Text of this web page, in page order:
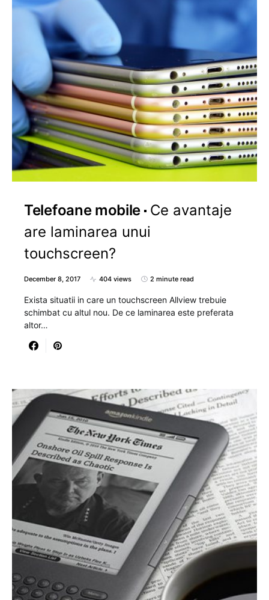
Telefoane mobile Ce avantaje
are laminarea unui
touchscreen?
December 8, 2017 404 views 2 minute read
Exista situatii in care un touchscreen Allview trebuie
schimbat cu altul nou. De ce laminarea este preferata
altor…